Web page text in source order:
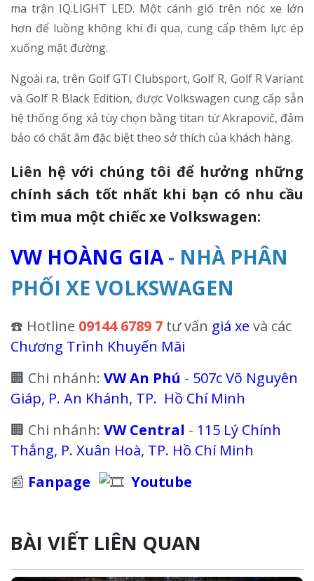
ma trận IQ.LIGHT LED. Một cánh gió trên nóc xe lớn
hơn để luồng không khí đi qua, cung cấp thêm lực ép
xuống mặt đường.
Ngoài ra, trên Golf GTI Clubsport, Golf R, Golf R Variant
và Golf R Black Edition, được Volkswagen cung cấp sẵn
hệ thống ống xả tùy chọn bằng titan từ Akrapovič, đảm
bảo có chất âm đặc biệt theo sở thích của khách hàng.
Liên hệ với chúng tôi để hưởng những
chính sách tốt nhất khi bạn có nhu cầu
tìm mua một chiếc xe Volkswagen:
VW HOÀNG GIA- NHÀ PHÂN
PHỐI XE VOLKSWAGEN
☎️ Hotline 09144 6789 7 tư vấn giá xe và các
Chương Trình Khuyến Mãi
🏢 Chi nhánh: VW An Phú - 507c Võ Nguyên
Giáp, P. An Khánh, TP. Hồ Chí Minh
🏢 Chi nhánh: VW Central - 115 Lý Chính
Thắng, P. Xuân Hoà, TP. Hồ Chí Minh
📰 Fanpage Youtube
BÀI VIẾT LIÊN QUAN
Thông Báo